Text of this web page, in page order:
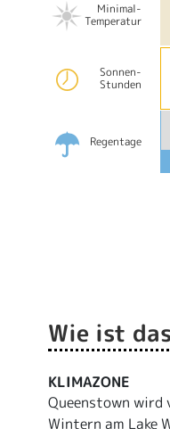
Minimal-
Temperatur
Sonnen-
Stunden
Regentage
Wie ist
KLIMAZONE
Queenstown wird
Wintern am Lake